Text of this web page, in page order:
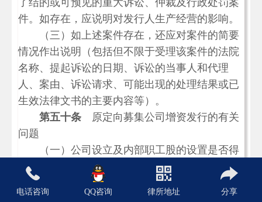
了结的或可预见的重大诉讼、仲裁及行政处罚案
件。如存在，应说明对发行人生产经营的影响。
（三）如上述案件存在，还应对案件的简要
情况作出说明（包括但不限于受理该案件的法院
名称、提起诉讼的日期、诉讼的当事人和代理
人、案由、诉讼请求、可能出现的处理结果或已
生效法律文书的主要内容等）。
第五十条 原定向募集公司增资发行的有关
问题
（一）公司设立及内部职工股的设置是否得
到合法批准。
（二）内部职工股是否按批准的比例、范围
及方式发行。
电话咨询 QQ咨询 律所地址 分享